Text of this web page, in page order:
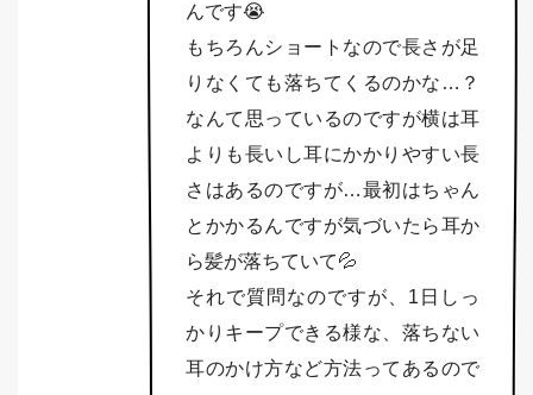
んです😭
もちろんショートなので長さが足
りなくても落ちてくるのかな…？
なんて思っているのですが横は耳
よりも長いし耳にかかりやすい長
さはあるのですが…最初はちゃん
とかかるんですが気づいたら耳か
ら髪が落ちていて💦
それで質問なのですが、1日しっ
かりキープできる様な、落ちない
耳のかけ方など方法ってあるので